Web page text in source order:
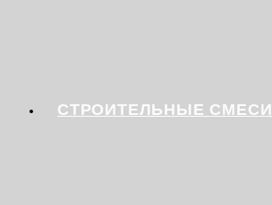
СТРОИТЕЛЬНЫЕ СМЕСИ